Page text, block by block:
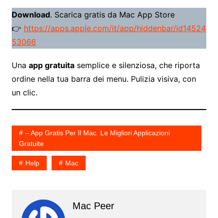
Download. Scarica gratis da Mac App Store
👉 https://apps.apple.com/it/app/hiddenbar/id14524
53066
Una app gratuitasemplice e silenziosa, che riporta
ordine nella tua barra dei menu. Pulizia visiva, con
un clic.
– App Gratis Per Il Mac. Le Migliori Applicazioni
Gratuite
Help Mac
Mac Peer